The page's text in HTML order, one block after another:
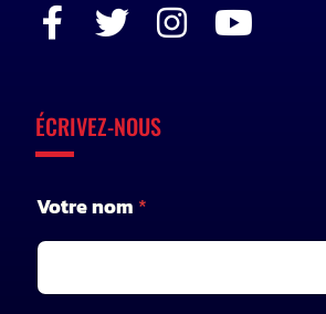
ÉCRIVEZ-NOUS
Votre nom *